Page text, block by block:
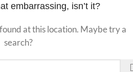
embarrassing, isn’t it?
at this location. Maybe try a
search?